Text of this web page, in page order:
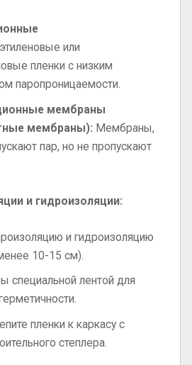
или
пленки с низким
паропроницаемости.
мембраны
мембраны): Мембраны,
пар, но не пропускают
и гидроизоляции:
и гидроизоляцию
10-15 см).
специальной лентой для
пленки к каркасу с
степлера.